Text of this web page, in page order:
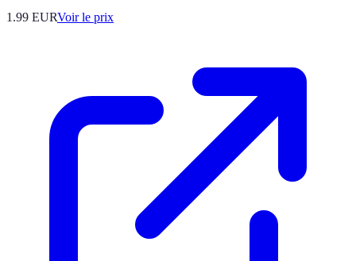
1.99 EURVoir le prix